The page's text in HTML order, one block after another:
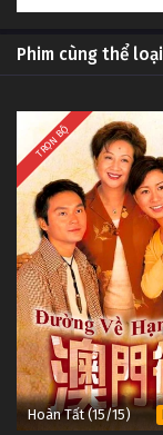
Phim cùng thể loại
TRỌN BỘ
Hoàn Tất (15/15)